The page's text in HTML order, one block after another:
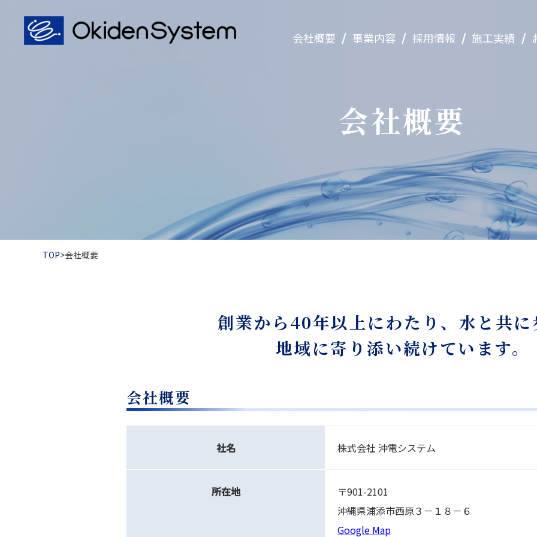
会社概要 / 事業内容
水処理装置
配水池のロボット清掃・調査
/ 採用情報 / 施工実績 /
会社概要
TOP>会社概要
創業から40年以上にわたり、水と共
地域に寄り添い続けています。
会社概要
社名 株式会社 沖電システム
所在地
〒901-2101
沖縄県浦添市西原３－１８－６
Google Map